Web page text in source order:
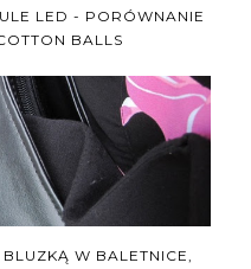
LED - PORÓWNANIE
BALLS
W BALETNICE,